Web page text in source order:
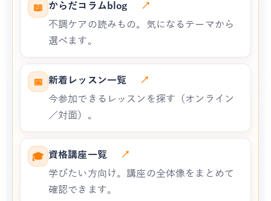
📖 からだコラムblog
↗
不調ケアの読みもの。気になるテーマから
選べます。
📅 新着レッスン一覧
↗
今参加できるレッスンを探す（オンライン
／対面）。
🎓 資格講座一覧
↗
学びたい方向け。講座の全体像をまとめて
確認できます。